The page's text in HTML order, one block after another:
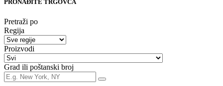
PRONAĐITE TRGOVCA
Pretraži po
Regija
Proizvodi
Grad ili poštanski broj